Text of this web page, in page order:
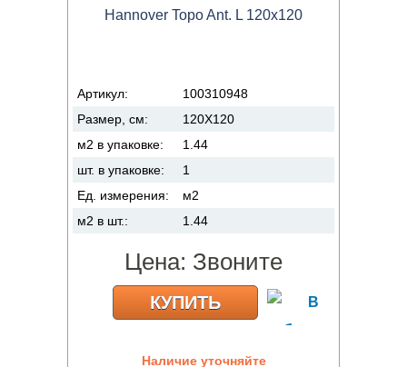
Hannover Topo Ant. L 120x120
Артикул:
100310948
Размер, см:
120X120
м2 в упаковке:
1.44
шт. в упаковке:
1
Ед. измерения:
м2
м2 в шт.:
1.44
Цена: Звоните
КУПИТЬ
Наличие уточняйте